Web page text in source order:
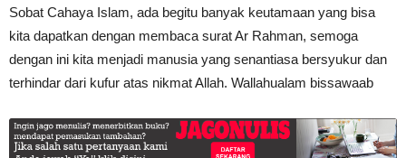
Sobat Cahaya Islam, ada begitu banyak keutamaan yang bisa
kita dapatkan dengan membaca surat Ar Rahman, semoga
dengan ini kita menjadi manusia yang senantiasa bersyukur dan
terhindar dari kufur atas nikmat Allah. Wallahualam bissawaab